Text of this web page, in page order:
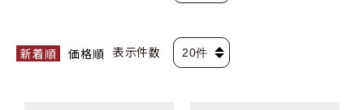
新着順 価格順 表示件数